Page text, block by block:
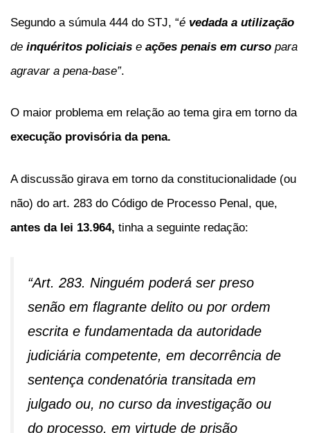
Segundo a súmula 444 do STJ, “é vedada a utilização
de inquéritos policiais e ações penais em curso para
agravar a pena-base”.
O maior problema em relação ao tema gira em torno da
execução provisória da pena.
A discussão girava em torno da constitucionalidade (ou
não) do art. 283 do Código de Processo Penal, que,
antes da lei 13.964, tinha a seguinte redação:
“Art. 283. Ninguém poderá ser preso
senão em flagrante delito ou por ordem
escrita e fundamentada da autoridade
judiciária competente, em decorrência de
sentença condenatória transitada em
julgado ou, no curso da investigação ou
do processo, em virtude de prisão